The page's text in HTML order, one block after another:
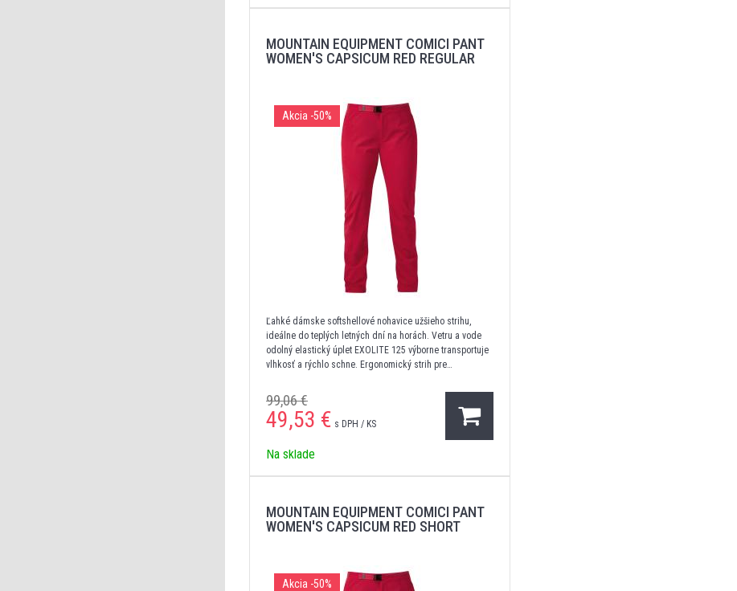
MOUNTAIN EQUIPMENT COMICI PANT
WOMEN'S CAPSICUM RED REGULAR
Akcia -50%
Ľahké dámske softshellové nohavice užšieho strihu,
ideálne do teplých letných dní na horách. Vetru a vode
odolný elastický úplet EXOLITE 125 výborne transportuje
vlhkosť a rýchlo schne. Ergonomický strih pre
zadné a jedno stehenné na zips. Plochý pás s
integrovaným opaskom.
99,06 €
49,53 € s DPH / KS
Na sklade
MOUNTAIN EQUIPMENT COMICI PANT
WOMEN'S CAPSICUM RED SHORT
Akcia -50%